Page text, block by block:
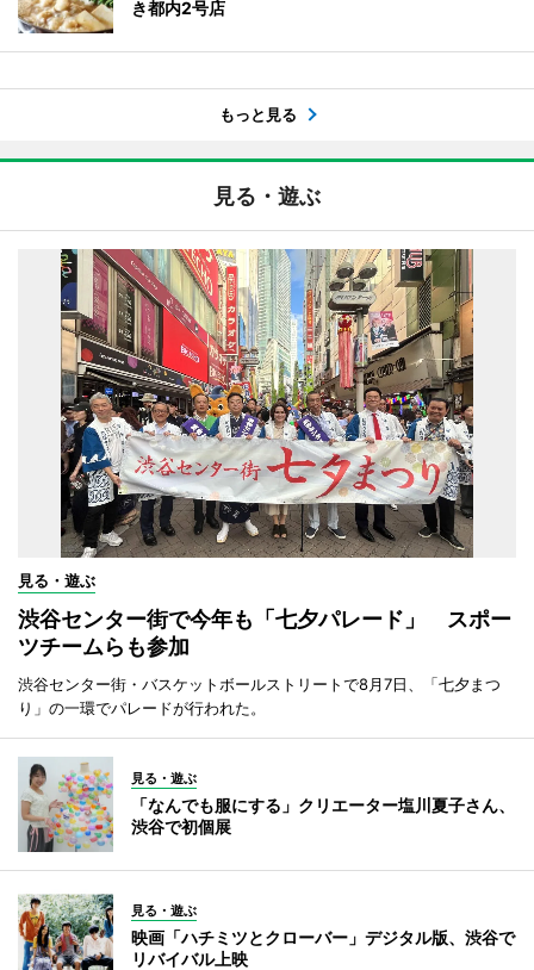
き都内2号店
もっと見る
見る・遊ぶ
見る・遊ぶ
渋谷センター街で今年も「七夕パレード」 スポー
ツチームらも参加
渋谷センター街・バスケットボールストリートで8月7日、「七夕まつ
り」の一環でパレードが行われた。
見る・遊ぶ
「なんでも服にする」クリエーター塩川夏子さん、
渋谷で初個展
見る・遊ぶ
映画「ハチミツとクローバー」デジタル版、渋谷で
リバイバル上映